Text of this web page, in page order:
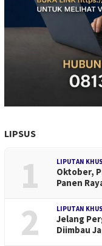
LIPSUS
1 LIPUTAN
Oktober,
Panen
2 LIPUTAN
Jelang
Diimbau